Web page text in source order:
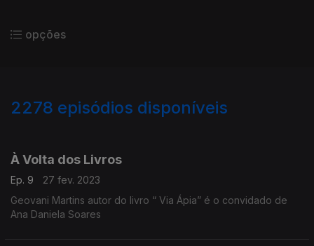
opções
2278 episódios disponíveis
À Volta dos Livros
Ep. 9
27 fev. 2023
Geovani Martins autor do livro “ Via Ápia” é o convidado de
Ana Daniela Soares